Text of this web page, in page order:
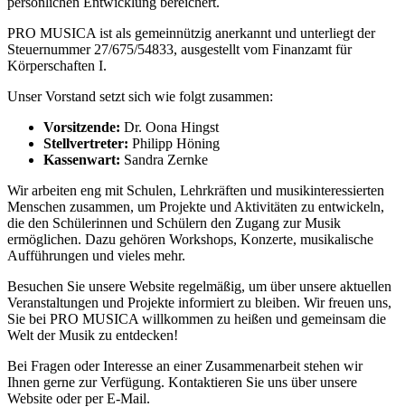
PRO MUSICA ist als gemeinnützig anerkannt und unterliegt der
Steuernummer 27/675/54833, ausgestellt vom Finanzamt für
Körperschaften I.
Unser Vorstand setzt sich wie folgt zusammen:
Vorsitzende: Dr. Oona Hingst
Stellvertreter: Philipp Höning
Kassenwart: Sandra Zernke
Wir arbeiten eng mit Schulen, Lehrkräften und musikinteressierten
Menschen zusammen, um Projekte und Aktivitäten zu entwickeln,
die den Schülerinnen und Schülern den Zugang zur Musik
ermöglichen. Dazu gehören Workshops, Konzerte, musikalische
Aufführungen und vieles mehr.
Besuchen Sie unsere Website regelmäßig, um über unsere aktuellen
Veranstaltungen und Projekte informiert zu bleiben. Wir freuen uns,
Sie bei PRO MUSICA willkommen zu heißen und gemeinsam die
Welt der Musik zu entdecken!
Bei Fragen oder Interesse an einer Zusammenarbeit stehen wir
Ihnen gerne zur Verfügung. Kontaktieren Sie uns über unsere
Website oder per E-Mail.